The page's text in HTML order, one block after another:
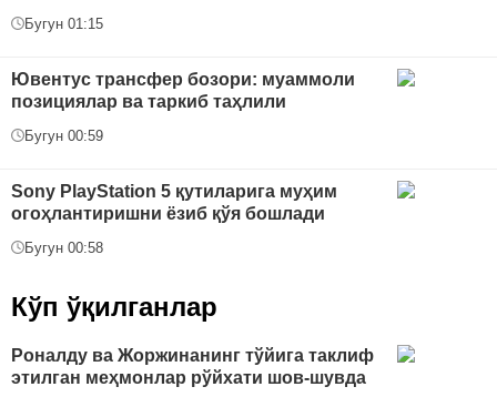
Бугун 01:15
Ювентус трансфер бозори: муаммоли
позициялар ва таркиб таҳлили
Бугун 00:59
Sony PlayStation 5 қутиларига муҳим
огоҳлантиришни ёзиб қўя бошлади
Бугун 00:58
Кўп ўқилганлар
Роналду ва Жоржинанинг тўйига таклиф
этилган меҳмонлар рўйхати шов-шувда